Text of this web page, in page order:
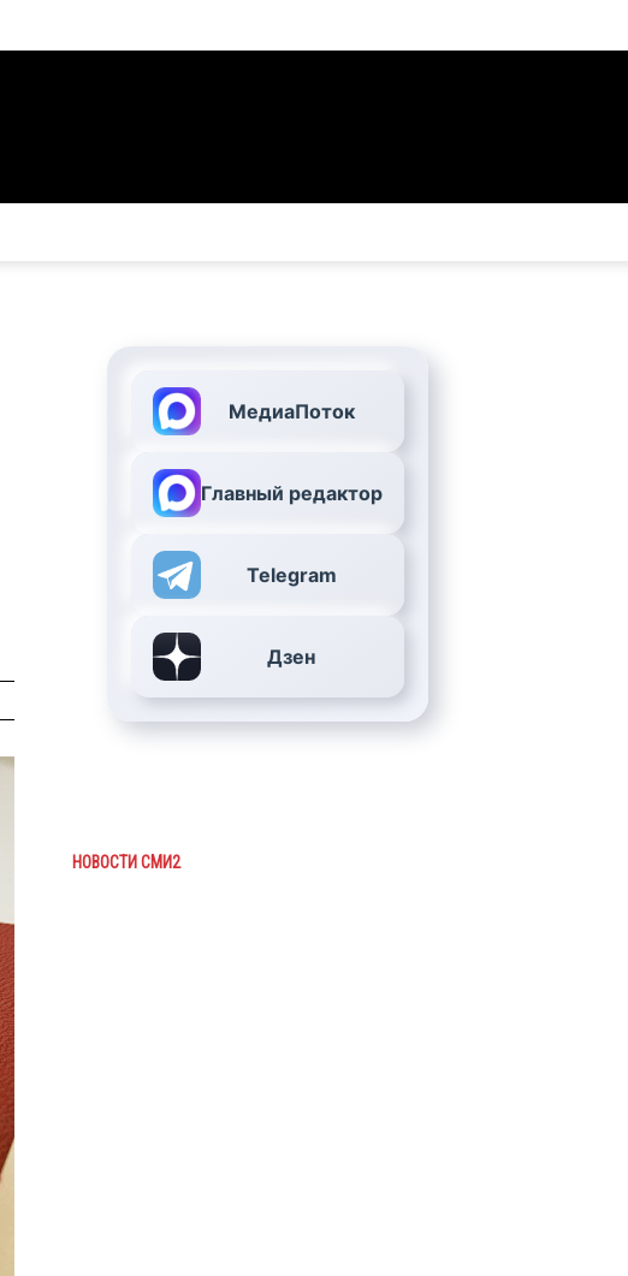
МедиаПоток
Главный редактор
Telegram
Дзен
НОВОСТИ СМИ2